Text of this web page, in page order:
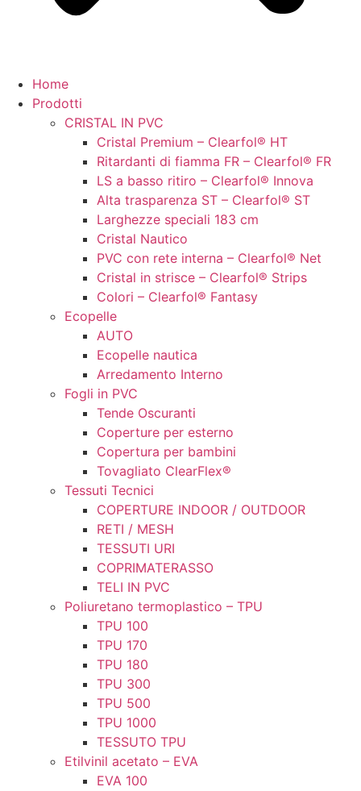
Home
Prodotti
CRISTAL IN PVC
Cristal Premium – Clearfol® HT
Ritardanti di fiamma FR – Clearfol® FR
LS a basso ritiro – Clearfol® Innova
Alta trasparenza ST – Clearfol® ST
Larghezze speciali 183 cm
Cristal Nautico
PVC con rete interna – Clearfol® Net
Cristal in strisce – Clearfol® Strips
Colori – Clearfol® Fantasy
Ecopelle
AUTO
Ecopelle nautica
Arredamento Interno
Fogli in PVC
Tende Oscuranti
Coperture per esterno
Copertura per bambini
Tovagliato ClearFlex®
Tessuti Tecnici
COPERTURE INDOOR / OUTDOOR
RETI / MESH
TESSUTI URI
COPRIMATERASSO
TELI IN PVC
Poliuretano termoplastico – TPU
TPU 100
TPU 170
TPU 180
TPU 300
TPU 500
TPU 1000
TESSUTO TPU
Etilvinil acetato – EVA
EVA 100